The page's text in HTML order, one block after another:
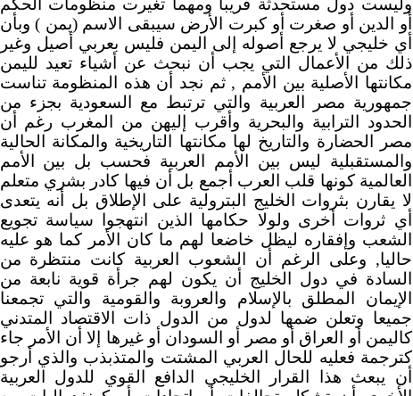
وليست دول مستحدثة قريبا ومهما تغيرت منظومات الحكم
أو الدين أو صغرت أو كبرت الأرض سيبقى الاسم (يمن ) وبأن
أي خليجي لا يرجع أصوله إلى اليمن فليس بعربي أصيل وغير
ذلك من الأعمال التي يجب أن نبحث عن أشياء تعيد لليمن
مكانتها الأصلية بين الأمم , ثم نجد أن هذه المنظومة تناست
جمهورية مصر العربية والتي ترتبط مع السعودية بجزء من
الحدود الترابية والبحرية وأقرب إليهن من المغرب رغم أن
مصر الحضارة والتاريخ لها مكانتها التاريخية والمكانة الحالية
والمستقبلية ليس بين الأمم العربية فحسب بل بين الأمم
العالمية كونها قلب العرب أجمع بل أن فيها كادر بشري متعلم
لا يقارن بثروات الخليج البترولية على الإطلاق بل أنه يتعدى
أي ثروات أخرى ولولا حكامها الذين انتهجوا سياسة تجويع
الشعب وإفقاره ليظل خاضعا لهم ما كان الأمر كما هو عليه
حاليا, وعلى الرغم أن الشعوب العربية كانت منتظرة من
السادة في دول الخليج أن يكون لهم جرأة قوية نابعة من
الإيمان المطلق بالإسلام والعروبة والقومية والتي تجمعنا
جميعا وتعلن ضمها لدول من الدول ذات الاقتصاد المتدني
كاليمن أو العراق أو مصر أو السودان أو غيرها إلا أن الأمر جاء
كترجمة فعليه للحال العربي المشتت والمتذبذب والذي أرجو
أن يبعث هذا القرار الخليجي الدافع القوي للدول العربية